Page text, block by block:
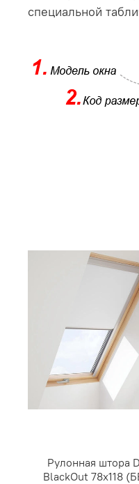
специальной
Рулонная штора
BlackOut 78х118